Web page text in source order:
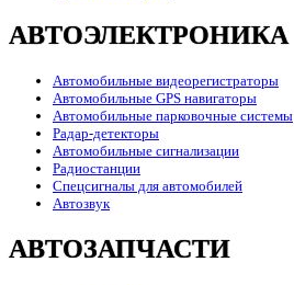
АВТОЭЛЕКТРОНИКА
Автомобильные видеорегистраторы
Автомобильные GPS навигаторы
Автомобильные парковочные системы
Радар-детекторы
Автомобильные сигнализации
Радиостанции
Спецсигналы для автомобилей
Автозвук
АВТОЗАПЧАСТИ